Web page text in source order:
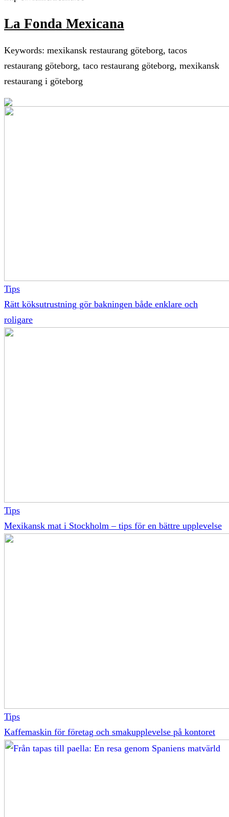
La Fonda Mexicana
Keywords: mexikansk restaurang göteborg, tacos
restaurang göteborg, taco restaurang göteborg, mexikansk
restaurang i göteborg
Tips
Rätt köksutrustning gör bakningen både enklare och
roligare
Tips
Mexikansk mat i Stockholm – tips för en bättre upplevelse
Tips
Kaffemaskin för företag och smakupplevelse på kontoret